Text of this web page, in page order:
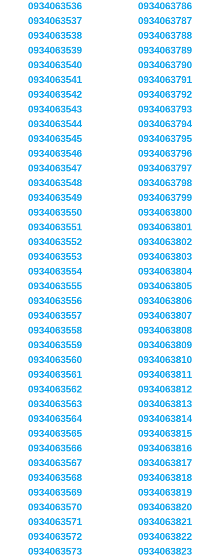
0934063536
0934063537
0934063538
0934063539
0934063540
0934063541
0934063542
0934063543
0934063544
0934063545
0934063546
0934063547
0934063548
0934063549
0934063550
0934063551
0934063552
0934063553
0934063554
0934063555
0934063556
0934063557
0934063558
0934063559
0934063560
0934063561
0934063562
0934063563
0934063564
0934063565
0934063566
0934063567
0934063568
0934063569
0934063570
0934063571
0934063572
0934063573
0934063786
0934063787
0934063788
0934063789
0934063790
0934063791
0934063792
0934063793
0934063794
0934063795
0934063796
0934063797
0934063798
0934063799
0934063800
0934063801
0934063802
0934063803
0934063804
0934063805
0934063806
0934063807
0934063808
0934063809
0934063810
0934063811
0934063812
0934063813
0934063814
0934063815
0934063816
0934063817
0934063818
0934063819
0934063820
0934063821
0934063822
0934063823